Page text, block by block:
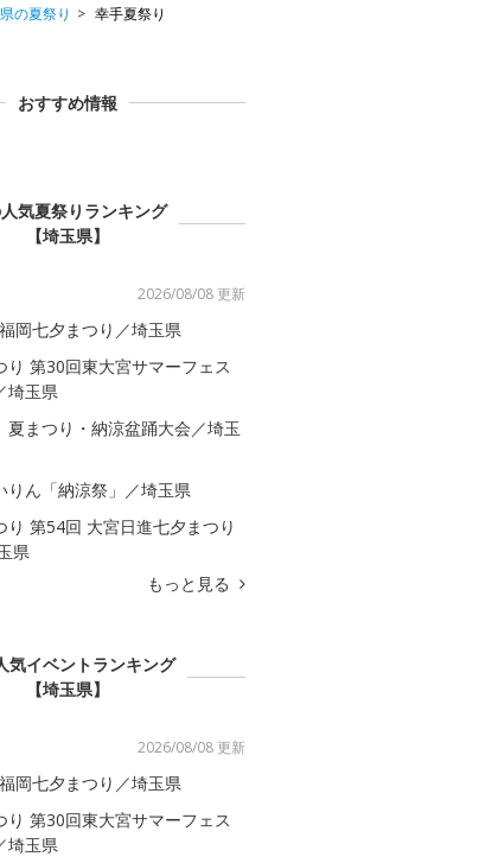
の夏祭り 幸手夏祭り
おすすめ情報
気夏祭りランキング
【埼玉県】
2026/08/08 更新
岡七夕まつり／埼玉県
り 第30回東大宮サマーフェス
埼玉県
まつり・納涼盆踊大会／埼玉
りん「納涼祭」／埼玉県
り 第54回 大宮日進七夕まつり
県
もっと見る
気イベントランキング
【埼玉県】
2026/08/08 更新
岡七夕まつり／埼玉県
り 第30回東大宮サマーフェス
埼玉県